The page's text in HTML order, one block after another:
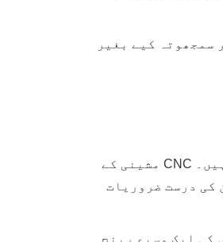
سمجھوتہ کیے بغیر
آپٹو الیکٹرانکس کی صنعت کو اکثر انتہائی خصوصی اجزاء کی ضرورت ہوتی ہے جو آسانی سے آف دی شیلف حل میں نہیں مل پاتے ہیں۔ CNC مشینی کے
کی درست ضروریات
کی ایک وسیع رینج